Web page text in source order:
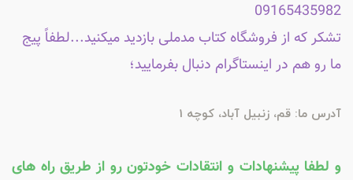
09165435982
تشکر که از فروشگاه کتاب مدملی بازدید میکنید...لطفاً پیج
ما رو هم در اینستاگرام دنبال بفرمایید؛
آدرس ما: قم، زنبیل آباد، کوچه 1
و لطفا پیشنهادات و انتقادات خودتون رو از طریق راه های